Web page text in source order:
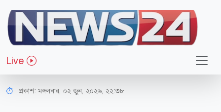
Live
সারাদেশ
নেত্রকোণায় বিয়ের অনুষ্ঠানে সংঘর্ষ, যুবক
নিহত
প্রকাশ:মঙ্গলবার, ০২ জুন, ২০২৬, ২২:৩৮